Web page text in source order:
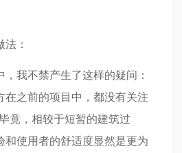
：
我不禁产生了这样的疑问：
在之前的项目中，都没有关注
竟，相较于短暂的建筑过
和使用者的舒适度显然是更为